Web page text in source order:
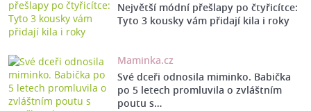
Největší módní přešlapy po čtyřicítce:
Tyto 3 kousky vám přidají kila i roky
Maminka.cz
Své dceři odnosila miminko. Babička
po 5 letech promluvila o zvláštním
poutu s…